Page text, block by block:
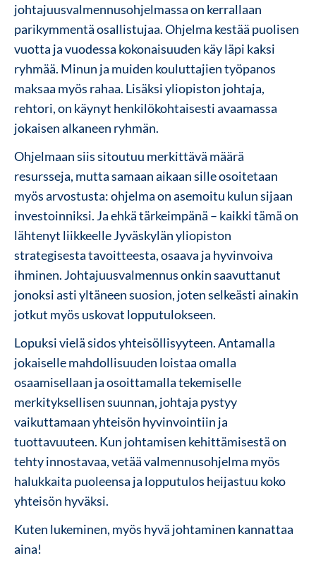
johtajuusvalmennusohjelmassa on kerrallaan
parikymmentä osallistujaa. Ohjelma kestää puolisen
vuotta ja vuodessa kokonaisuuden käy läpi kaksi
ryhmää. Minun ja muiden kouluttajien työpanos
maksaa myös rahaa. Lisäksi yliopiston johtaja,
rehtori, on käynyt henkilökohtaisesti avaamassa
jokaisen alkaneen ryhmän.
Ohjelmaan siis sitoutuu merkittävä määrä
resursseja, mutta samaan aikaan sille osoitetaan
myös arvostusta: ohjelma on asemoitu kulun sijaan
investoinniksi. Ja ehkä tärkeimpänä – kaikki tämä on
lähtenyt liikkeelle Jyväskylän yliopiston
strategisesta tavoitteesta, osaava ja hyvinvoiva
ihminen. Johtajuusvalmennus onkin saavuttanut
jonoksi asti yltäneen suosion, joten selkeästi ainakin
jotkut myös uskovat lopputulokseen.
Lopuksi vielä sidos yhteisöllisyyteen. Antamalla
jokaiselle mahdollisuuden loistaa omalla
osaamisellaan ja osoittamalla tekemiselle
merkityksellisen suunnan, johtaja pystyy
vaikuttamaan yhteisön hyvinvointiin ja
tuottavuuteen. Kun johtamisen kehittämisestä on
tehty innostavaa, vetää valmennusohjelma myös
halukkaita puoleensa ja lopputulos heijastuu koko
yhteisön hyväksi.
Kuten lukeminen, myös hyvä johtaminen kannattaa
aina!